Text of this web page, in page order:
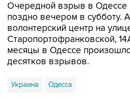
Очередной взрыв в Одессе
поздно вечером в субботу.
волонтерский центр на
Старопортофранковской,
месяцы в Одессе
десятков взрывов.
Украина Одесса